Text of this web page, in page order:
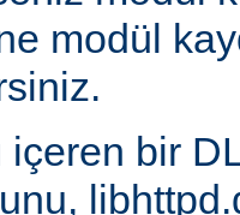
modül
içeren bir